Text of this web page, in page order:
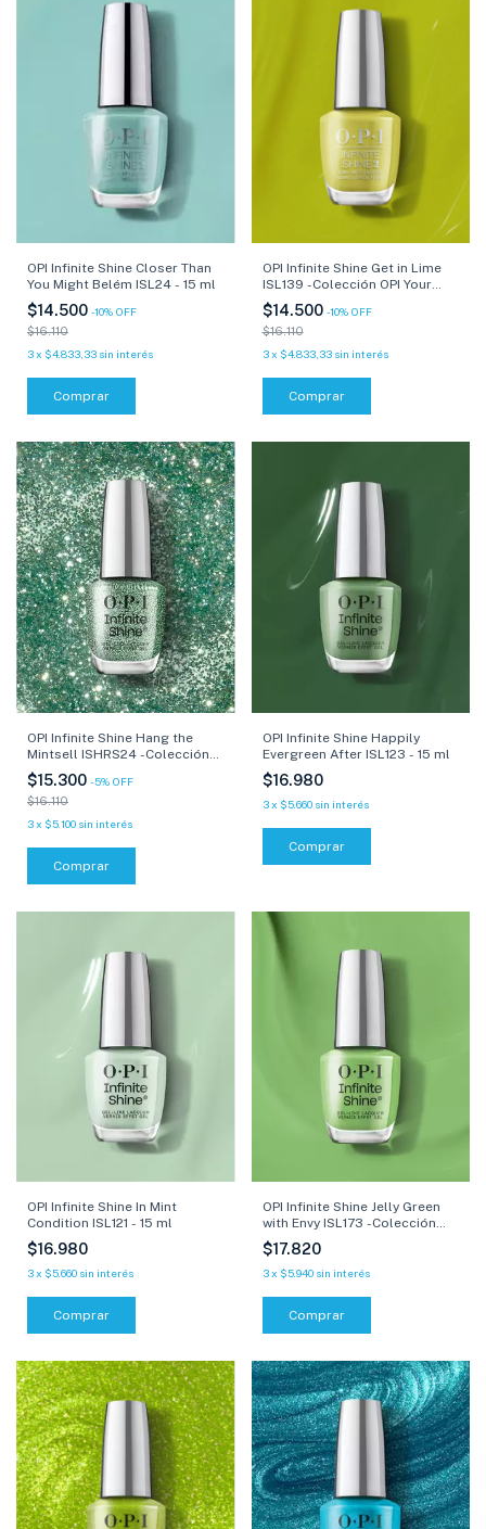
OPI Infinite Shine Closer Than
You Might Belém ISL24 - 15 ml
$14.500 -10% OFF
$16.110
3x $4.833,33 sin interés
Comprar
OPI Infinite Shine Get in Lime
ISL139 -Colección OPI Your
Way - 15 ml
$14.500 -10% OFF
$16.110
3 x $4.833,33 sin interés
Comprar
OPI Infinite Shine Hang the
Mintsell ISHRS24 -Colección
Good Enough to Treat - 15 ml
$15.300 -5% OFF
$16.110
3x $5.100 sin interés
Comprar
OPI Infinite Shine Happily
Evergreen After ISL123 - 15 ml
$16.980
3 x $5.660 sin interés
Comprar
OPI Infinite Shine In Mint
Condition ISL121 - 15 ml
$16.980
3x $5.660 sin interés
Comprar
OPI Infinite Shine Jelly Green
with Envy ISL173 -Colección
Make Em Jelly - 15 ml
$17.820
3 x $5.940 sin interés
Comprar